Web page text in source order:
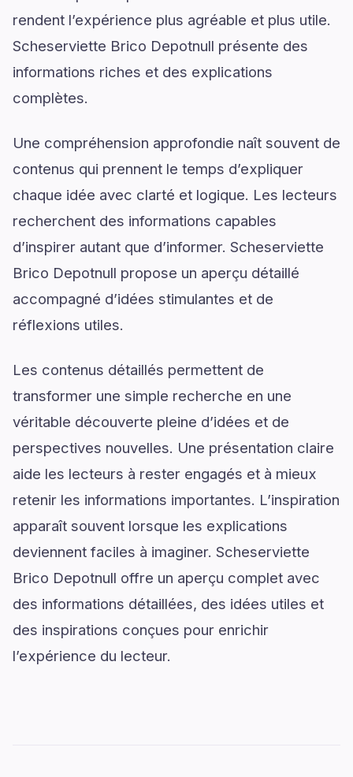
rendent l’expérience plus agréable et plus utile.
Scheserviette Brico Depotnull présente des
informations riches et des explications
complètes.
Une compréhension approfondie naît souvent de
contenus qui prennent le temps d’expliquer
chaque idée avec clarté et logique. Les lecteurs
recherchent des informations capables
d’inspirer autant que d’informer. Scheserviette
Brico Depotnull propose un aperçu détaillé
accompagné d’idées stimulantes et de
réflexions utiles.
Les contenus détaillés permettent de
transformer une simple recherche en une
véritable découverte pleine d’idées et de
perspectives nouvelles. Une présentation claire
aide les lecteurs à rester engagés et à mieux
retenir les informations importantes. L’inspiration
apparaît souvent lorsque les explications
deviennent faciles à imaginer. Scheserviette
Brico Depotnull offre un aperçu complet avec
des informations détaillées, des idées utiles et
des inspirations conçues pour enrichir
l’expérience du lecteur.